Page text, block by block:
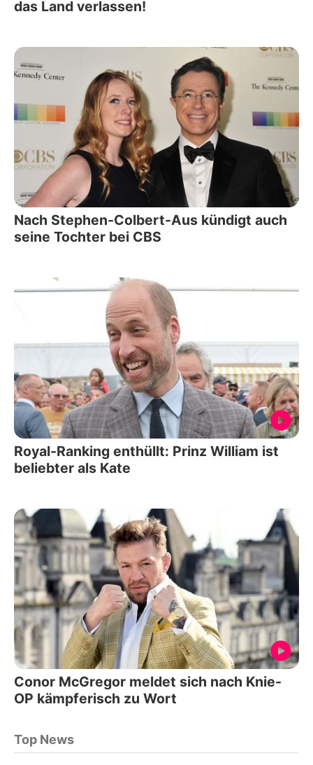
das Land verlassen!
Nach Stephen-Colbert-Aus kündigt auch
seine Tochter bei CBS
Royal-Ranking enthüllt: Prinz William ist
beliebter als Kate
Conor McGregor meldet sich nach Knie-
OP kämpferisch zu Wort
Top News